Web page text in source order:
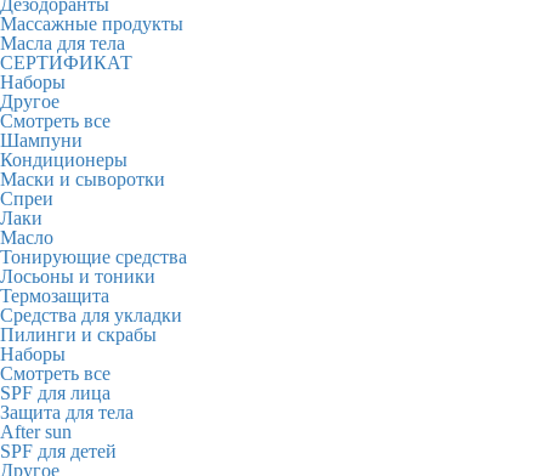
Дезодоранты
Массажные продукты
Масла для тела
СЕРТИФИКАТ
Наборы
Другое
Смотреть все
Шампуни
Кондиционеры
Маски и сыворотки
Спреи
Лаки
Масло
Тонирующие средства
Лосьоны и тоники
Термозащита
Средства для укладки
Пилинги и скрабы
Наборы
Смотреть все
SPF для лица
Защита для тела
After sun
SPF для детей
Другое